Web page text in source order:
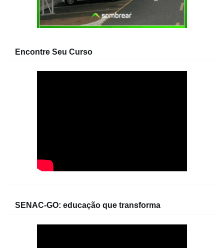
Encontre Seu Curso
SENAC-GO: educação que transforma